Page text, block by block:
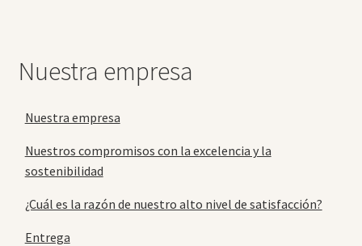
Nuestra empresa
Nuestra empresa
Nuestros compromisos con la excelencia y la
sostenibilidad
¿Cuál es la razón de nuestro alto nivel de satisfacción?
Entrega